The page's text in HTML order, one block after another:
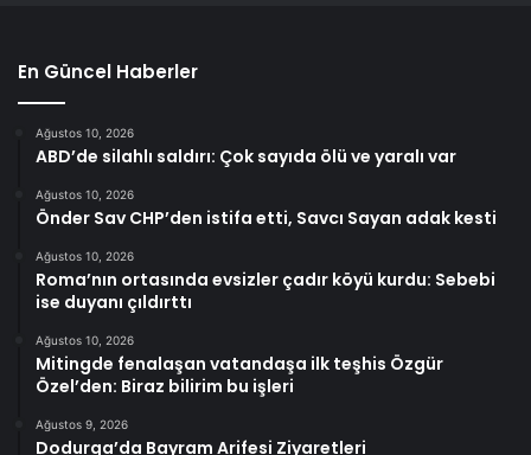
En Güncel Haberler
Ağustos 10, 2026
ABD’de silahlı saldırı: Çok sayıda ölü ve yaralı var
Ağustos 10, 2026
Önder Sav CHP’den istifa etti, Savcı Sayan adak kesti
Ağustos 10, 2026
Roma’nın ortasında evsizler çadır köyü kurdu: Sebebi
ise duyanı çıldırttı
Ağustos 10, 2026
Mitingde fenalaşan vatandaşa ilk teşhis Özgür
Özel’den: Biraz bilirim bu işleri
Ağustos 9, 2026
Dodurga’da Bayram Arifesi Ziyaretleri